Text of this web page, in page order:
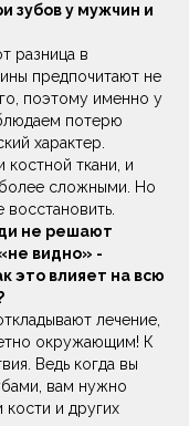
зубов у мужчин и
разница в
предпочитают не
поэтому именно у
потерю
характер.
ткани, и
более сложными. Но
не решают
видно» -
это влияет на всю
лечение,
окружающим! К
Ведь когда вы
вам нужно
кости и других